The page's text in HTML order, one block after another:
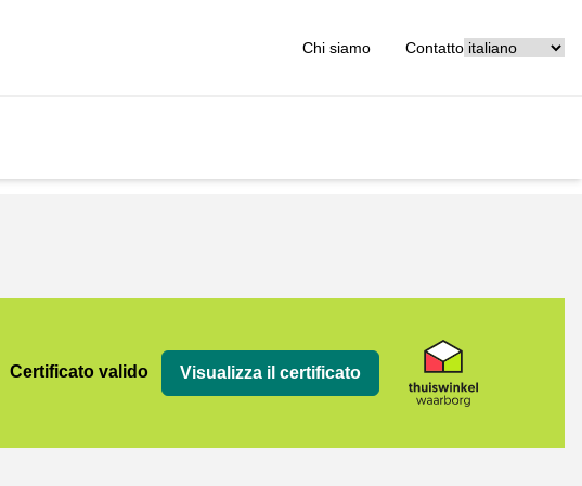
Chi siamo Contatto
Certificato valido Visualizza il certificato